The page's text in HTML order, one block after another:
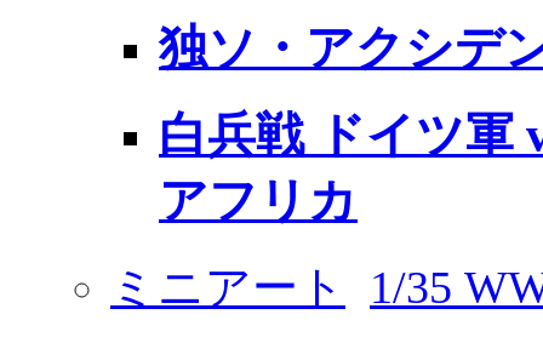
独ソ・アクシデ
白兵戦 ドイツ軍
アフリカ
ミニアート 1/35